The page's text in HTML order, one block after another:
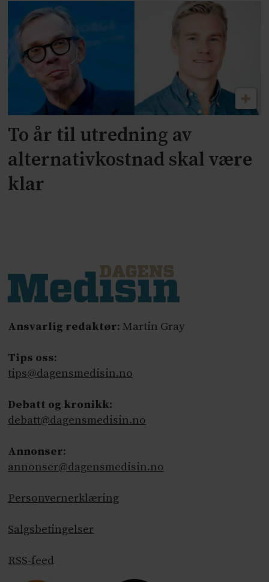
To år til utredning av
alternativkostnad skal være
klar
Ansvarlig redaktør: Martin Gray
Tips oss:
tips@dagensmedisin.no
Debatt og kronikk:
debatt@dagensmedisin.no
Annonser:
annonser@dagensmedisin.no
Personvernerklæring
Salgsbetingelser
RSS-feed